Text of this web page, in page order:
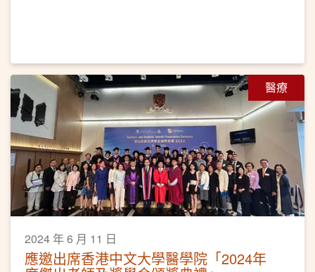
醫療
2024 年 6 月 11 日
應邀出席香港中文大學醫學院「2024年